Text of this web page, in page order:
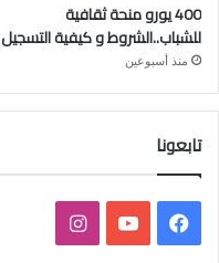
400 يورو منحة ثقافية
للشباب..الشروط و كيفية التسجيل
منذ أسبوعين
تابعونا